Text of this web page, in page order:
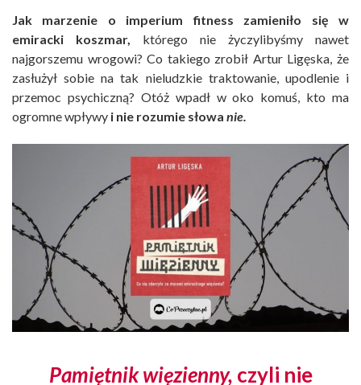
Jak marzenie o imperium fitness zamieniło się w
emiracki koszmar,
którego nie życzylibyśmy nawet
najgorszemu wrogowi? Co takiego zrobił Artur Ligęska, że
zasłużył sobie na tak nieludzkie traktowanie, upodlenie i
przemoc psychiczną? Otóż wpadł w oko komuś, kto ma
ogromne wpływy i nie rozumie słowa nie.
Pamiętnik więzienny, czyli nie